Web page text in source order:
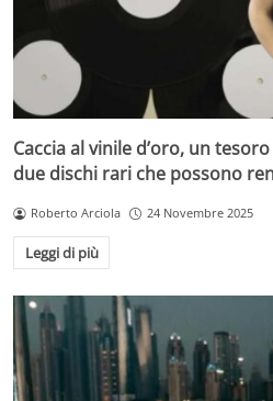
Caccia al vinile d’oro, un
due dischi rari che possono
Roberto Arciola 24 Novembre 2025
Leggi di più